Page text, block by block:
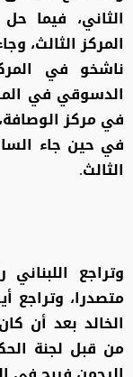
الثاني، فيما
المركز الثالث،
ناشخو في
في مركز الوصافة،
في حين جاء
الثالث.
وتراجع
متصدرا، وتراجع
الخالد بعد أن
من قبل لجنة